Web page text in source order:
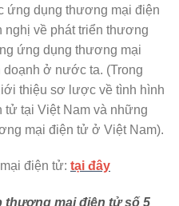
ứng dụng thương mại điện
về phát triển thương
ứng dụng thương mại
ở nước ta. (Trong
thiệu sơ lược về tình hình
tại Việt Nam và những
mại điện tử ở Việt Nam).
điện tử: tại đây
thương mại điện tử số 5